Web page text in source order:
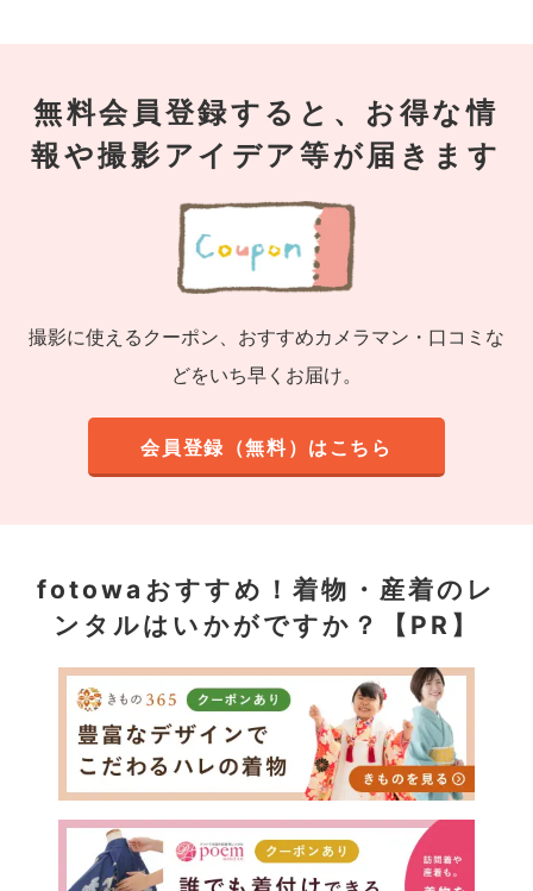
無料会員登録すると、お得な情
報や撮影アイデア等が届きます
撮影に使えるクーポン、おすすめカメラマン・口コミな
どをいち早くお届け。
会員登録（無料）はこちら
fotowaおすすめ！着物・産着のレ
ンタルはいかがですか？【PR】